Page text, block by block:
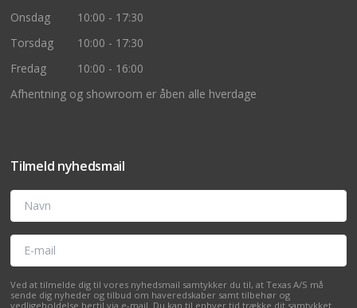
Onsdag
10:00 - 17:30
Torsdag
10:00 - 17:30
Fredag
10:00 - 16:00
Afhentning og showroom er åben alle hverdage
Tilmeld nyhedsmail
Navn
E-mail
Ved at tilmelde dig til vores nyhedsmail samtykker du til, at Texas A/S må
sende dig nyheder og tilbud om haveredskaber samt tilbehør og
vedligeholdelse hertil via e-mail. Du kan til enhver tid trække dit samtykket